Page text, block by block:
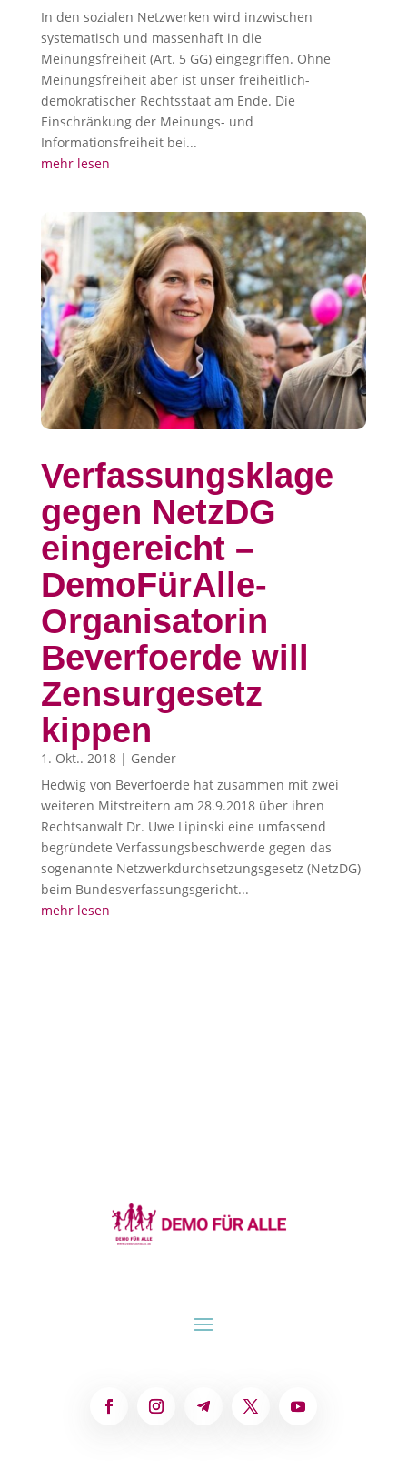
In den sozialen Netzwerken wird inzwischen
systematisch und massenhaft in die
Meinungsfreiheit (Art. 5 GG) eingegriffen. Ohne
Meinungsfreiheit aber ist unser freiheitlich-
demokratischer Rechtsstaat am Ende. Die
Einschränkung der Meinungs- und
Informationsfreiheit bei...
mehr lesen
Verfassungsklage
gegen NetzDG
eingereicht –
DemoFürAlle-
Organisatorin
Beverfoerde will
Zensurgesetz
kippen
1. Okt.. 2018| Gender
Hedwig von Beverfoerde hat zusammen mit zwei
weiteren Mitstreitern am 28.9.2018 über ihren
Rechtsanwalt Dr. Uwe Lipinski eine umfassend
begründete Verfassungsbeschwerde gegen das
sogenannte Netzwerkdurchsetzungsgesetz (NetzDG)
beim Bundesverfassungsgericht...
mehr lesen